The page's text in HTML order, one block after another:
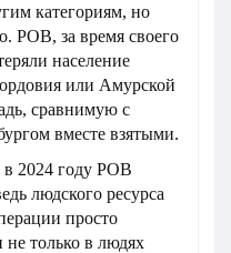
категориям, но
РОВ, за время своего
население
или Амурской
сравнимую с
вместе взятыми.
в 2024 году РОВ
людского ресурса
просто
не только в людях